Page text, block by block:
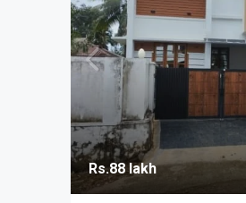
Rs.88 lakh